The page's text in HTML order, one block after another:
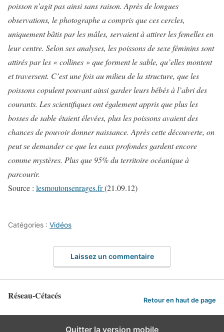
poisson n’agit pas ainsi sans raison. Après de longues
observations, le photographe a compris que ces cercles,
uniquement bâtis par les mâles, servaient à attirer les femelles en
leur centre. Selon ses analyses, les poissons de sexe féminins sont
attirés par les « collines » que forment le sable, qu’elles montent
et traversent. C’est une fois au milieu de la structure, que les
poissons copulent pouvant ainsi garder leurs bébés à l’abri des
courants. Les scientifiques ont également appris que plus les
bosses de sable étaient élevées, plus les poissons avaient des
chances de pouvoir donner naissance. Après cette découverte, on
peut se demander ce que les eaux profondes gardent encore
comme mystères. Plus que 95% du territoire océanique à
parcourir.
Source : lesmoutonsenrages.fr(21.09.12)
Catégories : Vidéos
Laissez un commentaire
Réseau-Cétacés Retour en haut de page
Quitter la version mobile